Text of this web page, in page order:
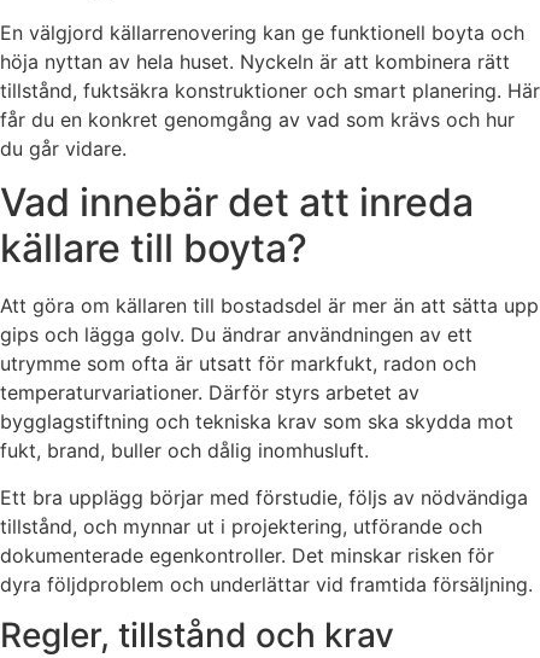
En välgjord källarrenovering kan ge funktionell boyta och
höja nyttan av hela huset. Nyckeln är att kombinera rätt
tillstånd, fuktsäkra konstruktioner och smart planering. Här
får du en konkret genomgång av vad som krävs och hur
du går vidare.
Vad innebär det att inreda
källare till boyta?
Att göra om källaren till bostadsdel är mer än att sätta upp
gips och lägga golv. Du ändrar användningen av ett
utrymme som ofta är utsatt för markfukt, radon och
temperaturvariationer. Därför styrs arbetet av
bygglagstiftning och tekniska krav som ska skydda mot
fukt, brand, buller och dålig inomhusluft.
Ett bra upplägg börjar med förstudie, följs av nödvändiga
tillstånd, och mynnar ut i projektering, utförande och
dokumenterade egenkontroller. Det minskar risken för
dyra följdproblem och underlättar vid framtida försäljning.
Regler, tillstånd och krav